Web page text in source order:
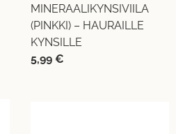
MINERAALIKYNSIVIILA
(PINKKI) – HAURAILLE
KYNSILLE
5,99 €